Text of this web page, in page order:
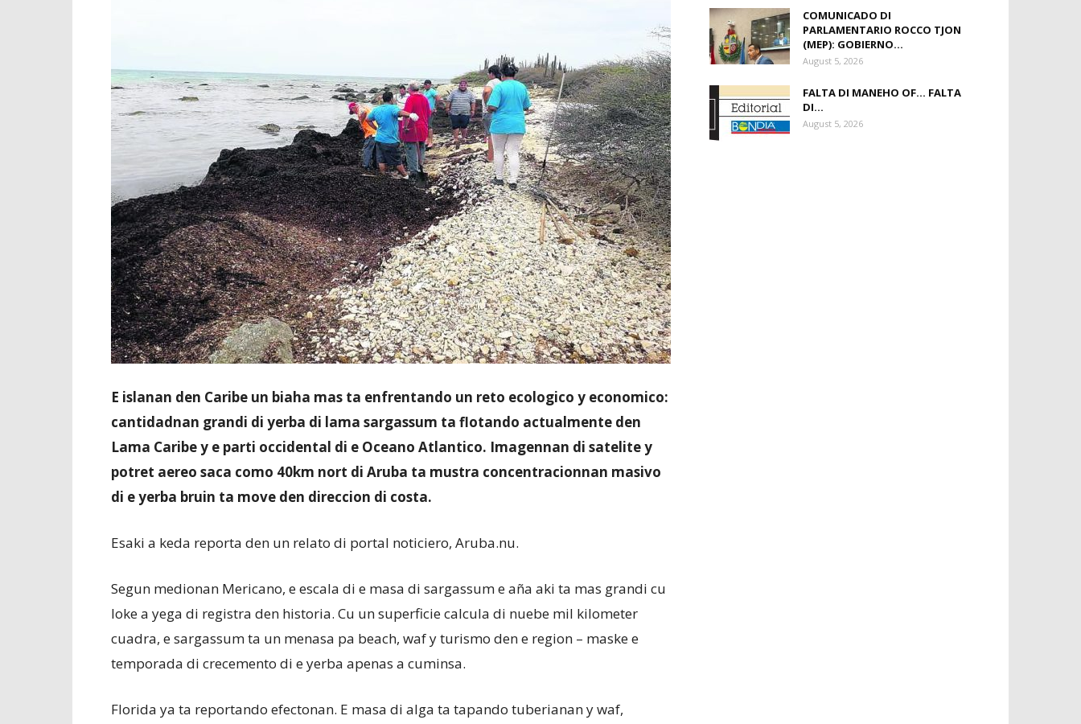
E islanan den Caribe un biaha mas ta enfrentando un reto ecologico y economico:
cantidadnan grandi di yerba di lama sargassum ta flotando actualmente den
Lama Caribe y e parti occidental di e Oceano Atlantico. Imagennan di satelite y
potret aereo saca como 40km nort di Aruba ta mustra concentracionnan masivo
di e yerba bruin ta move den direccion di costa.
Esaki a keda reporta den un relato di portal noticiero, Aruba.nu.
Segun medionan Mericano, e escala di e masa di sargassum e aña aki ta mas grandi cu
loke a yega di registra den historia. Cu un superficie calcula di nuebe mil kilometer
cuadra, e sargassum ta un menasa pa beach, waf y turismo den e region – maske e
temporada di crecemento di e yerba apenas a cuminsa.
Florida ya ta reportando efectonan. E masa di alga ta tapando tuberianan y waf,
COMUNICADO DI
PARLAMENTARIO ROCCO TJON
(MEP): GOBIERNO...
August 5, 2026
FALTA DI MANEHO OF… FALTA
DI...
August 5, 2026